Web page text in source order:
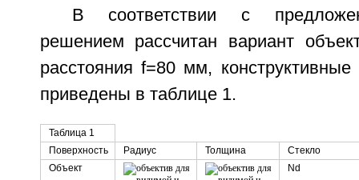
В соответствии с
решением рассчитан вариант
расстояния f=80 мм, конструктивные
приведены в таблице 1.
Таблица 1
Поверхность
Радиус Толщина
Стекло
Объект
Nd